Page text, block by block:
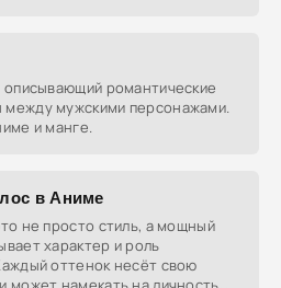
романтические
мужскими персонажами.
и манге.
в Аниме
не просто стиль, а мощный
характер и роль
оттенок несёт свою